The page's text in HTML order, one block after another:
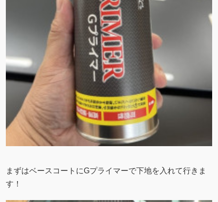
まずはベースコートにGプライマーで下地を入れて行きま
す！